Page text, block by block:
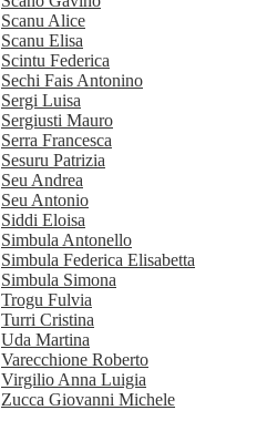
Scanu Alice
Scanu Elisa
Scintu Federica
Sechi Fais Antonino
Sergi Luisa
Sergiusti Mauro
Serra Francesca
Sesuru Patrizia
Seu Andrea
Seu Antonio
Siddi Eloisa
Simbula Antonello
Simbula Federica Elisabetta
Simbula Simona
Trogu Fulvia
Turri Cristina
Uda Martina
Varecchione Roberto
Virgilio Anna Luigia
Zucca Giovanni Michele